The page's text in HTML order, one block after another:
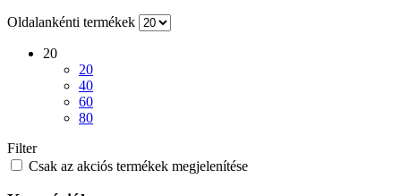
Oldalankénti termékek
20
20
40
60
80
Filter
Csak az akciós termékek megjelenítése